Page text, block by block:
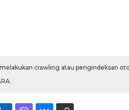
crawling atau pengindeksan